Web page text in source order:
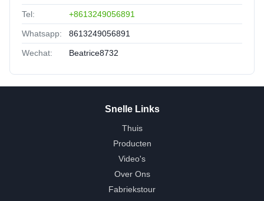
Tel: +8613249056891
Whatsapp: 8613249056891
Wechat: Beatrice8732
Snelle Links
Thuis
Producten
Video's
Over Ons
Fabriekstour